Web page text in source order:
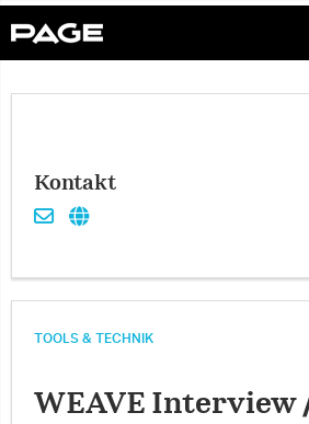
Kontakt
TOOLS & TECHNIK
WEAVE Interview